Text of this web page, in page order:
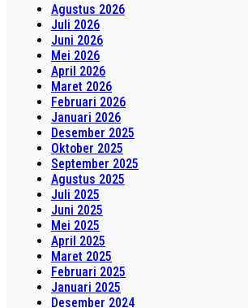
Agustus 2026
Juli 2026
Juni 2026
Mei 2026
April 2026
Maret 2026
Februari 2026
Januari 2026
Desember 2025
Oktober 2025
September 2025
Agustus 2025
Juli 2025
Juni 2025
Mei 2025
April 2025
Maret 2025
Februari 2025
Januari 2025
Desember 2024